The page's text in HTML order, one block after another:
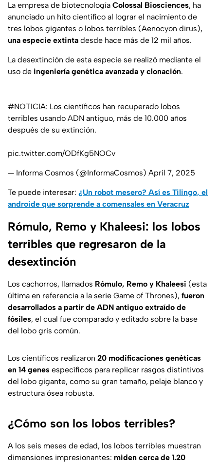
La empresa de biotecnología Colossal Biosciences, ha
anunciado un hito científico al lograr el nacimiento de
tres lobos gigantes o lobos terribles (Aenocyon dirus),
una especie extinta desde hace más de 12 mil años.
La desextinción de esta especie se realizó mediante el
uso de ingeniería genética avanzada y clonación.
#NOTICIA: Los científicos han recuperado lobos
terribles usando ADN antiguo, más de 10.000 años
después de su extinción.
pic.twitter.com/ODfKg5NOCv
— Informa Cosmos (@InformaCosmos) April 7, 2025
Te puede interesar: ¿Un robot mesero? Así es Tilingo, el
androide que sorprende a comensales en Veracruz
Rómulo, Remo y Khaleesi: los lobos
terribles que regresaron de la
desextinción
Los cachorros, llamados Rómulo, Remo y Khaleesi (esta
última en referencia a la serie Game of Thrones), fueron
desarrollados a partir de ADN antiguo extraído de
fósiles, el cual fue comparado y editado sobre la base
del lobo gris común.
Los científicos realizaron 20 modificaciones genéticas
en 14 genes específicos para replicar rasgos distintivos
del lobo gigante, como su gran tamaño, pelaje blanco y
estructura ósea robusta.
¿Cómo son los lobos terribles?
A los seis meses de edad, los lobos terribles muestran
dimensiones impresionantes: miden cerca de 1.20